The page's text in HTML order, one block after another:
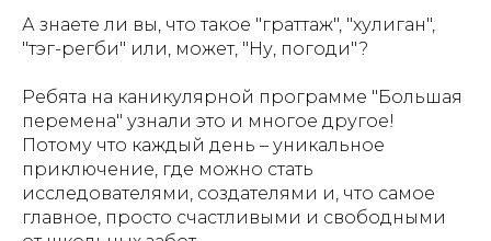
А знаете ли вы, что такое "граттаж", "хулиган",
"тэг-регби" или, может, "Ну, погоди"?
Ребята на каникулярной программе "Большая
перемена" узнали это и многое другое!
Потому что каждый день – уникальное
приключение, где можно стать
исследователями, создателями и, что самое
главное, просто счастливыми и свободными